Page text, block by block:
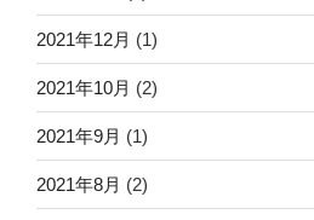
2021年12月 (1)
2021年10月 (2)
2021年9月 (1)
2021年8月 (2)